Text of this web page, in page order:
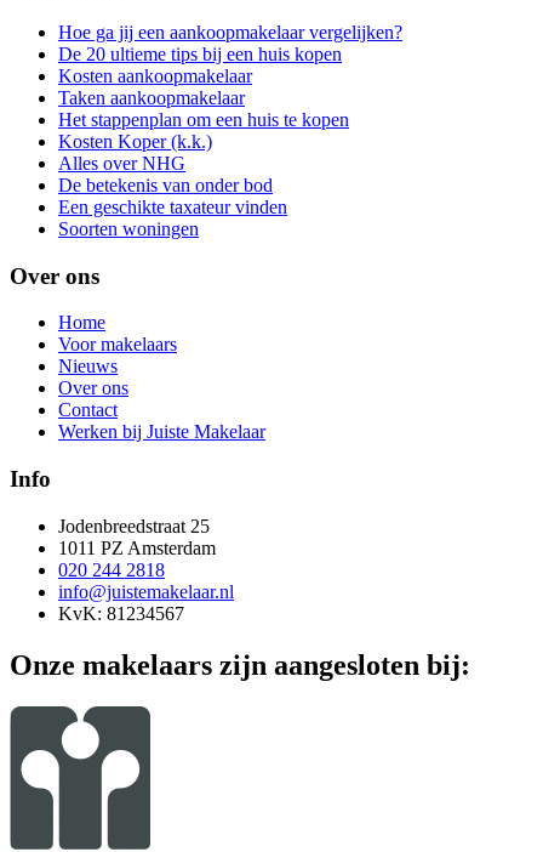
Hoe ga jij een aankoopmakelaar vergelijken?
De 20 ultieme tips bij een huis kopen
Kosten aankoopmakelaar
Taken aankoopmakelaar
Het stappenplan om een huis te kopen
Kosten Koper (k.k.)
Alles over NHG
De betekenis van onder bod
Een geschikte taxateur vinden
Soorten woningen
Over ons
Home
Voor makelaars
Nieuws
Over ons
Contact
Werken bij Juiste Makelaar
Info
Jodenbreedstraat 25
1011 PZ Amsterdam
020 244 2818
info@juistemakelaar.nl
KvK: 81234567
Onze makelaars zijn aangesloten bij: